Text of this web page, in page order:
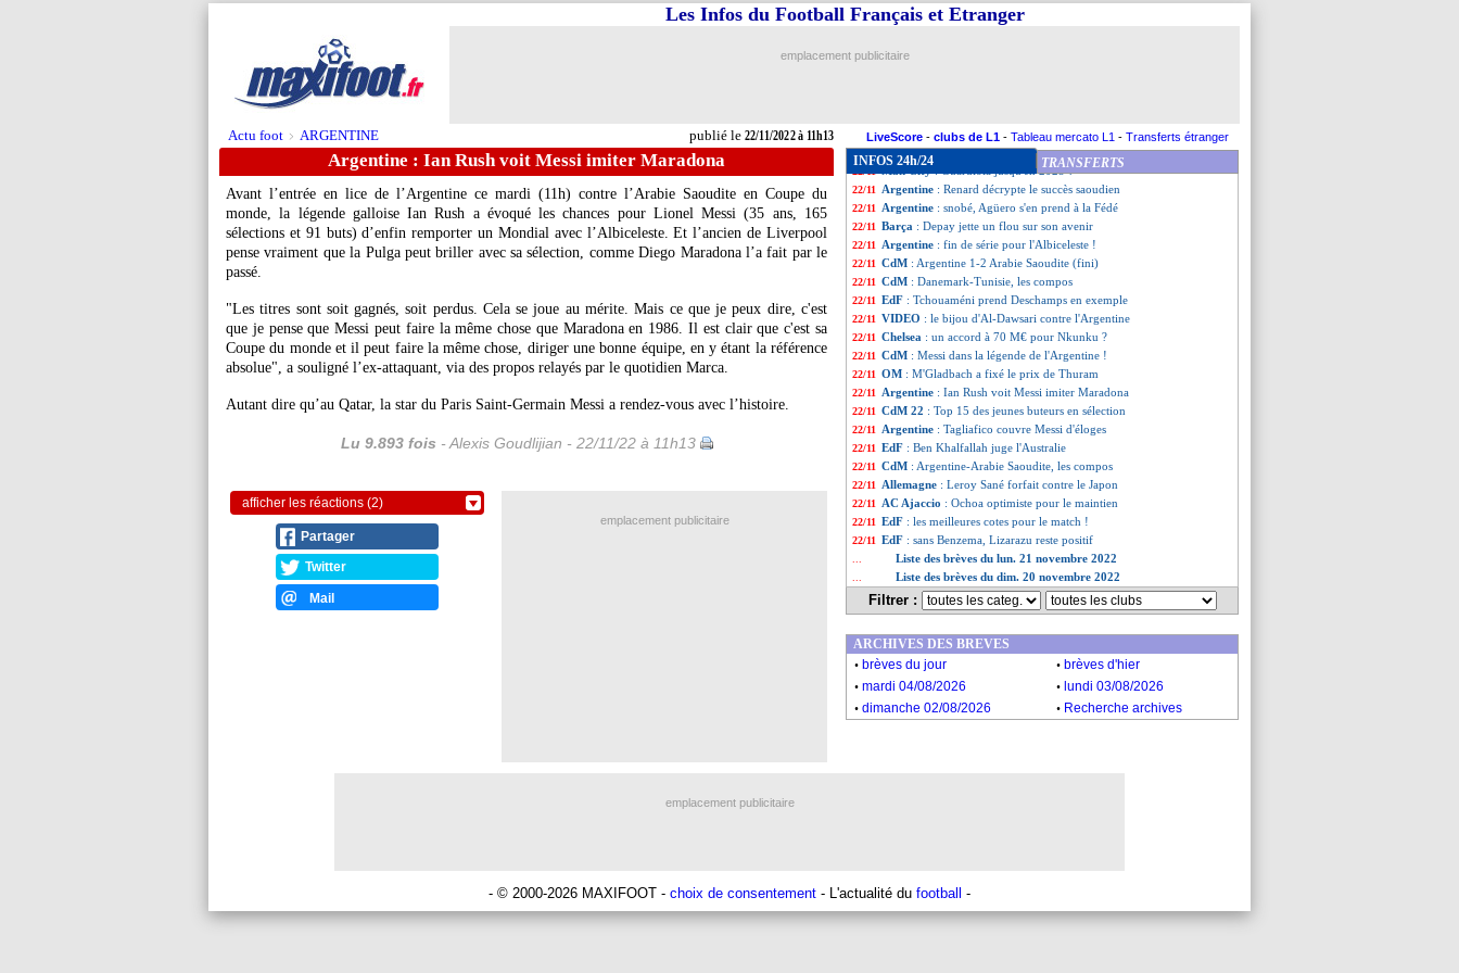
Actu foot > ARGENTINE publié le 22/11/2022 à 11h13
Les Infos du Football Français et Etranger
emplacement publicitaire
LiveScore - clubs de L1 - Tableau mercato L1 - Transferts étranger
Argentine : Ian Rush voit Messi imiter Maradona
Avant l’entrée en lice de l’Argentine ce mardi (11h) contre l’Arabie Saoudite en Coupe du
monde, la légende galloise Ian Rush a évoqué les chances pour Lionel Messi (35 ans, 165
sélections et 91 buts) d’enfin remporter un Mondial avec l’Albiceleste. Et l’ancien de Liverpool
pense vraiment que la Pulga peut briller avec sa sélection, comme Diego Maradona l’a fait par le
passé.
"Les titres sont soit gagnés, soit perdus. Cela se joue au mérite. Mais ce que je peux dire, c'est
que je pense que Messi peut faire la même chose que Maradona en 1986. Il est clair que c'est sa
Coupe du monde et il peut faire la même chose, diriger une bonne équipe, en y étant la référence
absolue", a souligné l’ex-attaquant, via des propos relayés par le quotidien Marca.
Autant dire qu’au Qatar, la star du Paris Saint-Germain Messi a rendez-vous avec l’histoire.
Lu 9.893 fois - Alexis Goudlijian - 22/11/22 à 11h13
afficher les réactions (2)
Partager
Twitter
Mail
INFOS 24h/24 TRANSFERTS
22/11 Danemark: Mæhle refuse de paniquer
22/11 Danemark: Hjulmand déplore de la nervosité
22/11 CdM
22/11 CdM: une première pour l'Argentine depuis 1958
22/11 Argentine: L. Scaloni - "un jour triste"
: Guardiola jusqu'en 2025 ?
22/11 Argentine : Renard décrypte le succès saoudien
22/11 Argentine : snobé, Agüero s'en prend à la Fédé
22/11 Barça : Depay jette un flou sur son avenir
22/11 Argentine : fin de série pour l'Albiceleste !
22/11 CdM : Argentine 1-2 Arabie Saoudite (fini)
22/11 CdM : Danemark-Tunisie, les compos
22/11 EdF : Tchouaméni prend Deschamps en exemple
22/11 VIDEO : le bijou d'Al-Dawsari contre l'Argentine
22/11 Chelsea : un accord à 70 M€ pour Nkunku ?
22/11 CdM : Messi dans la légende de l'Argentine !
22/11 OM : M'Gladbach a fixé le prix de Thuram
22/11 Argentine : Ian Rush voit Messi imiter Maradona
22/11 CdM 22 : Top 15 des jeunes buteurs en sélection
22/11 Argentine : Tagliafico couvre Messi d'éloges
22/11 EdF : Ben Khalfallah juge l'Australie
22/11 CdM : Argentine-Arabie Saoudite, les compos
22/11 Allemagne : Leroy Sané forfait contre le Japon
22/11 AC Ajaccio : Ochoa optimiste pour le maintien
22/11 EdF : les meilleures cotes pour le match !
22/11 EdF : sans Benzema, Lizarazu reste positif
Liste des brèves du lun. 21 novembre 2022
Liste des brèves du dim. 20 novembre 2022
Filtrer :
emplacement publicitaire
ARCHIVES DES BREVES
. brèves du jour . brèves d'hier
. mardi 04/08/2026 . lundi 03/08/2026
. dimanche 02/08/2026 . Recherche archives
emplacement publicitaire
- © 2000-2026 MAXIFOOT - choix de consentement - L'actualité du football -